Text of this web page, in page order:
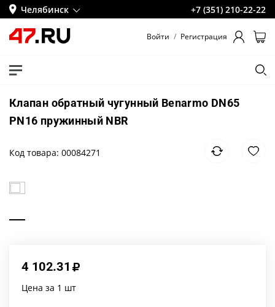
Челябинск +7 (351) 210-22-22
Войти / Регистрация
Клапан обратный чугунный Benarmo DN65
PN16 пружинный NBR
Код товара: 00084271
4 102.31
Цена за 1 шт